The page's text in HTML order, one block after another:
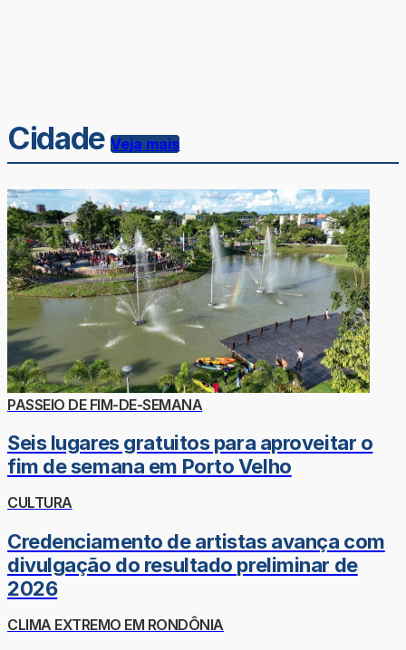
CidadeVeja mais
PASSEIO DE FIM-DE-SEMANA
Seis lugares gratuitos para aproveitar o
fim de semana em Porto Velho
CULTURA
Credenciamento de artistas avança com
divulgação do resultado preliminar de
2026
CLIMA EXTREMO EM RONDÔNIA